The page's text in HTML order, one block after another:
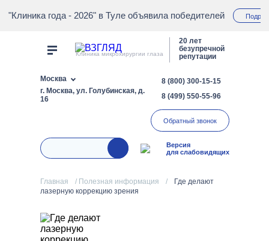
"Клиника года - 2026" в Туле объявила победителей
Клиника микрохирургии глаза
20 лет
безупречной
репутации
Москва
г. Москва, ул. Голубинская, д.
16
8 (800) 300-15-15
8 (499) 550-55-96
Обратный звонок
Версия
для слабовидящих
Главная / Полезная информация /
Где делают
лазерную коррекцию зрения